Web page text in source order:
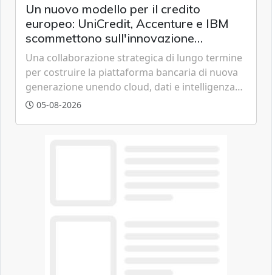
Un nuovo modello per il credito
europeo: UniCredit, Accenture e IBM
scommettono sull'innovazione
tecnologica
Una collaborazione strategica di lungo termine
per costruire la piattaforma bancaria di nuova
generazione unendo cloud, dati e intelligenza
artificiale.
05-08-2026